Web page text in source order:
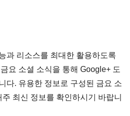
과 리소스를 최대한 활용하도록
요 소셜 소식을 통해 Google+ 도
다. 유용한 정보로 구성된 금요 소
최신 정보를 확인하시기 바랍니